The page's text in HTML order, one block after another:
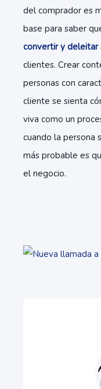
del comprador es
base para saber
convertir y deleitar
clientes. Crear
personas con
cliente se sienta
viva como un
cuando la persona
más probable es
el negocio.